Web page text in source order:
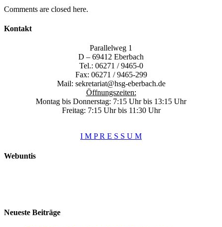
Comments are closed here.
Kontakt
Parallelweg 1
D – 69412 Eberbach
Tel.: 06271 / 9465-0
Fax: 06271 / 9465-299
Mail: sekretariat@hsg-eberbach.de
Öffnungszeiten:
Montag bis Donnerstag: 7:15 Uhr bis 13:15 Uhr
Freitag: 7:15 Uhr bis 11:30 Uhr
I M P R E S S U M
Webuntis
Neueste Beiträge